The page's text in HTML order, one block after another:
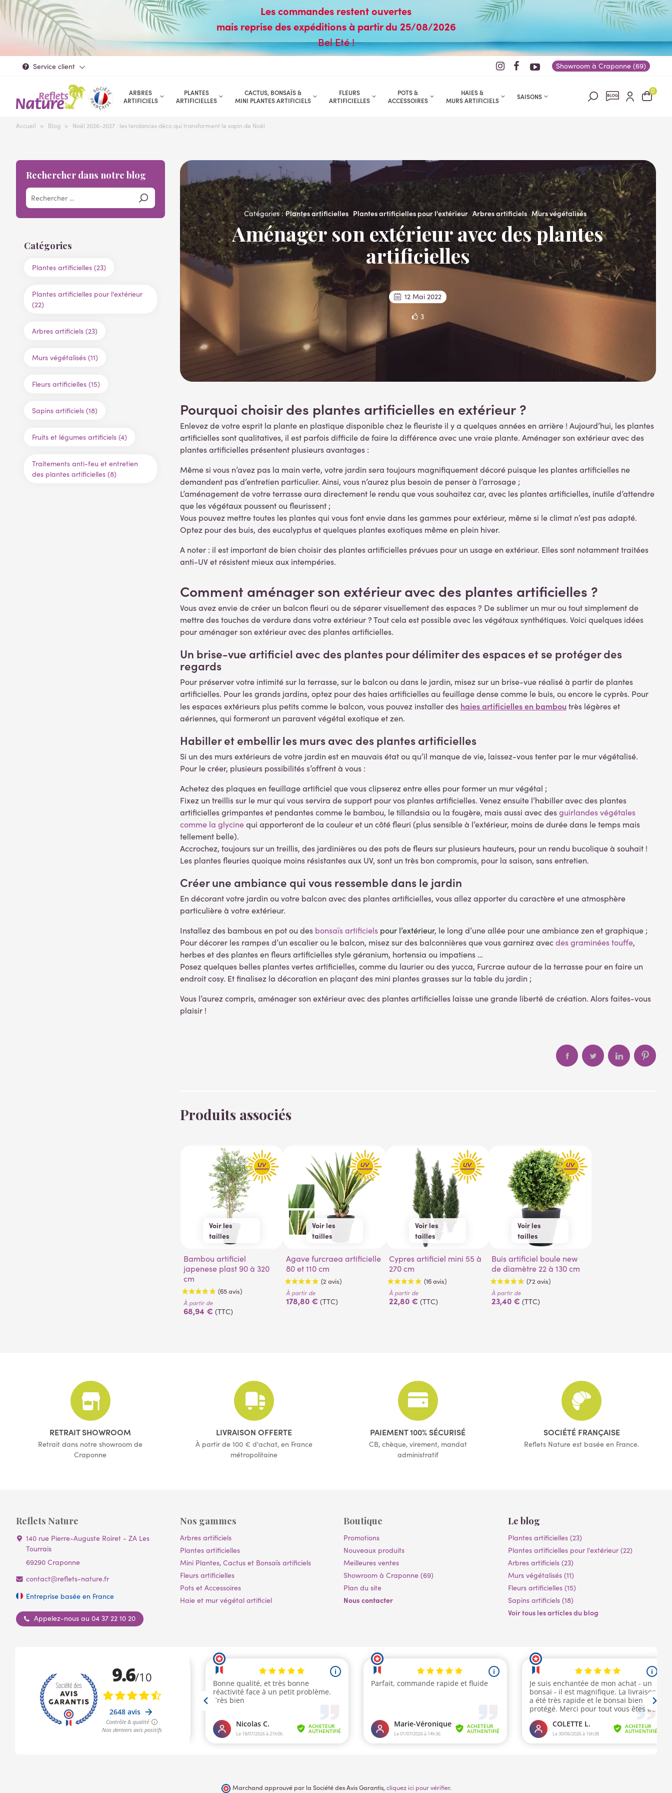
Les commandes restent ouvertes
mais reprise des expéditions à partir du 25/08/2026
Bel Eté !
Service client Showroom à Craponne (69)
ARBRES
ARTIFICIELS
PLANTES
ARTIFICIELLES
CACTUS, BONSAÏS &
MINI PLANTES ARTIFICIELS
FLEURS
ARTIFICIELLES
POTS &
ACCESSOIRES
HAIES &
MURS ARTIFICIELS
SAISONS
0
Accueil > Blog > Noël 2026-2027 : les tendances déco qui transforment le sapin de Noël
Rechercher dans notre blog
Catégories
Plantes artificielles (23)
Plantes artificielles pour l'extérieur
(22)
Arbres artificiels (23)
Murs végétalisés (11)
Fleurs artificielles (15)
Sapins artificiels (18)
Fruits et légumes artificiels (4)
Traitements anti-feu et entretien
des plantes artificielles (8)
Catégories :Plantes artificielles Plantes artificielles pour l'extérieur Arbres artificiels Murs végétalisés
Aménager son extérieur avec des plantes
artificielles
12 Mai 2022
3
Pourquoi choisir des plantes artificielles en extérieur ?
Enlevez de votre esprit la plante en plastique disponible chez le fleuriste il y a quelques années en arrière ! Aujourd’hui, les plantes
artificielles sont qualitatives, il est parfois difficile de faire la différence avec une vraie plante. Aménager son extérieur avec des
plantes artificielles présentent plusieurs avantages :
Même si vous n’avez pas la main verte, votre jardin sera toujours magnifiquement décoré puisque les plantes artificielles ne
demandent pas d’entretien particulier. Ainsi, vous n’aurez plus besoin de penser à l’arrosage ;
L’aménagement de votre terrasse aura directement le rendu que vous souhaitez car, avec les plantes artificielles, inutile d’attendre
que les végétaux poussent ou fleurissent ;
Vous pouvez mettre toutes les plantes qui vous font envie dans les gammes pour extérieur, même si le climat n’est pas adapté.
Optez pour des buis, des eucalyptus et quelques plantes exotiques même en plein hiver.
A noter : il est important de bien choisir des plantes artificielles prévues pour un usage en extérieur. Elles sont notamment traitées
anti-UV et résistent mieux aux intempéries.
Comment aménager son extérieur avec des plantes artificielles ?
Vous avez envie de créer un balcon fleuri ou de séparer visuellement des espaces ? De sublimer un mur ou tout simplement de
mettre des touches de verdure dans votre extérieur ? Tout cela est possible avec les végétaux synthétiques. Voici quelques idées
pour aménager son extérieur avec des plantes artificielles.
Un brise-vue artificiel avec des plantespour délimiter des espaces et se protéger des
regards
Pour préserver votre intimité sur la terrasse, sur le balcon ou dans le jardin, misez sur un brise-vue réalisé à partir de plantes
artificielles. Pour les grands jardins, optez pour des haies artificielles au feuillage dense comme le buis, ou encore le cyprès. Pour
les espaces extérieurs plus petits comme le balcon, vous pouvez installer des haies artificielles en bamboutrès légères et
aériennes, qui formeront un paravent végétal exotique et zen.
Habiller et embellir les murs avec des plantes artificielles
Si un des murs extérieurs de votre jardin est en mauvais état ou qu’il manque de vie, laissez-vous tenter par le mur végétalisé.
Pour le créer, plusieurs possibilités s’offrent à vous :
Achetez des plaques en feuillage artificiel que vous clipserez entre elles pour former un mur végétal ;
Fixez un treillis sur le mur qui vous servira de support pour vos plantes artificielles. Venez ensuite l’habiller avec des plantes
artificielles grimpantes et pendantes comme le bambou, le tillandsia ou la fougère, mais aussi avec desguirlandes végétales
comme la glycinequi apporteront de la couleur et un côté fleuri (plus sensible à l’extérieur, moins de durée dans le temps mais
tellement belle).
Accrochez, toujours sur un treillis, des jardinières ou des pots de fleurs sur plusieurs hauteurs, pour un rendu bucolique à souhait !
Les plantes fleuries quoique moins résistantes aux UV, sont un très bon compromis, pour la saison, sans entretien.
Créer une ambiance qui vous ressemble dans le jardin
En décorant votre jardin ou votre balcon avec des plantes artificielles, vous allez apporter du caractère et une atmosphère
particulière à votre extérieur.
Installez des bambous en pot ou des bonsaïs artificiels pour l’extérieur, le long d’une allée pour une ambiance zen et graphique ;
Pour décorer les rampes d’un escalier ou le balcon, misez sur des balconnières que vous garnirez avecdes graminées touffe,
herbes et des plantes en fleurs artificielles style géranium, hortensia ou impatiens …
Posez quelques belles plantes vertes artificielles, comme du laurier ou des yucca, Furcrae autour de la terrasse pour en faire un
endroit cosy. Et finalisez la décoration en plaçant des mini plantes grasses sur la table du jardin ;
Vous l’aurez compris, aménager son extérieur avec des plantes artificielles laisse une grande liberté de création. Alors faites-vous
plaisir !
Produits associés
Voir les
tailles
90 cm
120 cm
150 cm
180 cm
210 cm
240 cm
320 cm
Bambou artificiel
japenese plast 90 à 320
cm
(65 avis)
À partir de
68,94 € (TTC)
Voir les
tailles
Agave furcraea artificielle
80 et 110 cm
À partir de
178,80 € (TTC)
Voir les
tailles
55 cm
93 cm 180 cm
270 cm
Cypres artificiel mini 55 à
270 cm
À partir de
22,80 € (TTC)
Voir les
tailles
22 cm
30 cm
40 cm
50 cm
60 cm
70 cm
80 cm
100 cm
130 cm
Buis artificiel boule new
de diamètre 22 à 130 cm
(72 avis)
À partir de
23,40 € (TTC)
RETRAIT SHOWROOM
Retrait dans notre showroom de
Craponne
LIVRAISON OFFERTE
À partir de 100 € d'achat, en France
métropolitaine
PAIEMENT 100% SÉCURISÉ
CB, chèque, virement, mandat
administratif
SOCIÉTÉ FRANÇAISE
Reflets Nature est basée en France.
Reflets Nature
140 rue Pierre-Auguste Roiret - ZA Les
Tourrais
69290 Craponne
contact@reflets-nature.fr
Entreprise basée en France
Appelez-nous au 04 37 22 10 20
Nos gammes
Arbres artificiels
Plantes artificielles
Mini Plantes, Cactus et Bonsaïs artificiels
Fleurs artificielles
Pots et Accessoires
Haie et mur végétal artificiel
Boutique
Promotions
Nouveaux produits
Meilleures ventes
Showroom à Craponne (69)
Plan du site
Nous contacter
Le blog
Plantes artificielles (23)
Plantes artificielles pour l'extérieur (22)
Arbres artificiels (23)
Murs végétalisés (11)
Fleurs artificielles (15)
Sapins artificiels (18)
Voir tous les articles du blog
Marchand approuvé par la Société des Avis Garantis, cliquez ici pour vérifier.